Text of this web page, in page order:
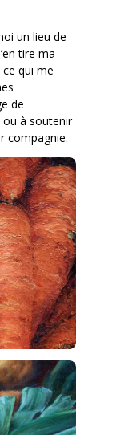
un lieu de
tire ma
qui me
de
ou à soutenir
compagnie.